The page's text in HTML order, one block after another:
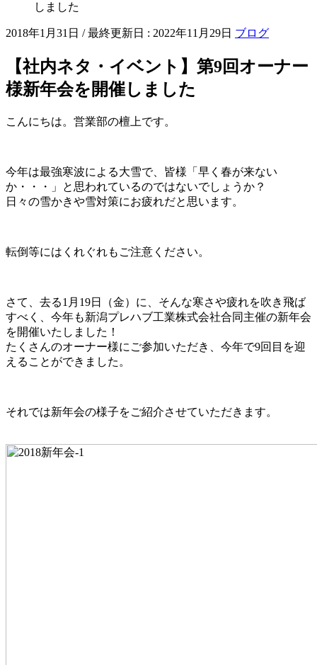
しました
2018年1月31日 / 最終更新日 : 2022年11月29日 ブログ
【社内ネタ・イベント】第9回オーナー
様新年会を開催しました
こんにちは。営業部の檀上です。
今年は最強寒波による大雪で、皆様「早く春が来ない
か・・・」と思われているのではないでしょうか？
日々の雪かきや雪対策にお疲れだと思います。
転倒等にはくれぐれもご注意ください。
さて、去る1月19日（金）に、そんな寒さや疲れを吹き飛ば
すべく、今年も新潟プレハブ工業株式会社合同主催の新年会
を開催いたしました！
たくさんのオーナー様にご参加いただき、今年で9回目を迎
えることができました。
それでは新年会の様子をご紹介させていただきます。